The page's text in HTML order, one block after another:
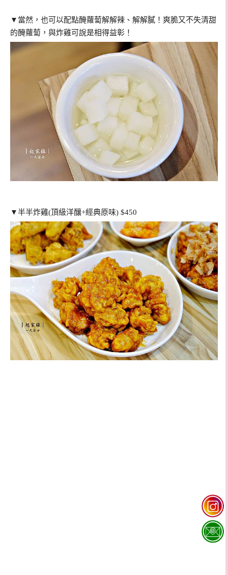
▼當然，也可以配點醃蘿蔔解解辣、解解膩！爽脆又不失清甜
的醃蘿蔔，與炸雞可說是相得益彰！
▼半半炸雞(頂級洋釀+經典原味) $450